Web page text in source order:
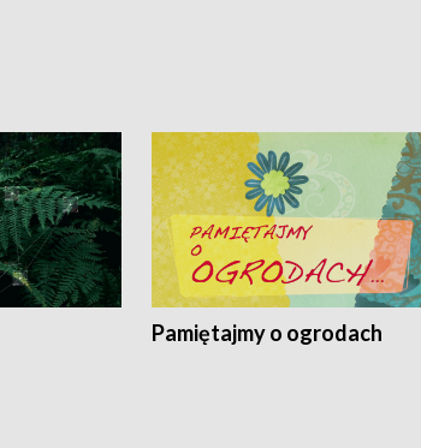
Pamiętajmy o ogrodach